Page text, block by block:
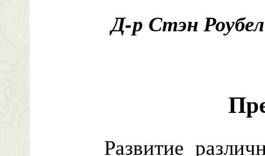
Д-р Стэн Роубел
Развитие